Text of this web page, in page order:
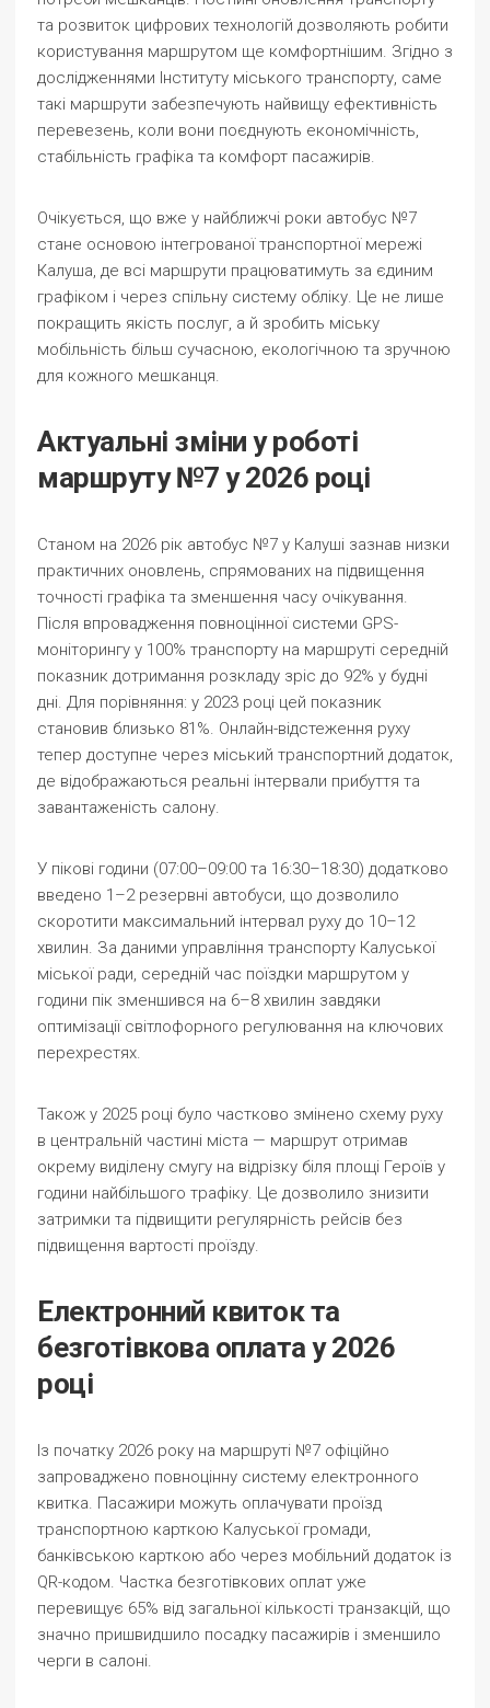
та розвиток цифрових технологій дозволяють робити
користування маршрутом ще комфортнішим. Згідно з
дослідженнями Інституту міського транспорту, саме
такі маршрути забезпечують найвищу ефективність
перевезень, коли вони поєднують економічність,
стабільність графіка та комфорт пасажирів.
Очікується, що вже у найближчі роки автобус №7
стане основою інтегрованої транспортної мережі
Калуша, де всі маршрути працюватимуть за єдиним
графіком і через спільну систему обліку. Це не лише
покращить якість послуг, а й зробить міську
мобільність більш сучасною, екологічною та зручною
для кожного мешканця.
Актуальні зміни у роботі
маршруту №7 у 2026 році
Станом на 2026 рік автобус №7 у Калуші зазнав низки
практичних оновлень, спрямованих на підвищення
точності графіка та зменшення часу очікування.
Після впровадження повноцінної системи GPS-
моніторингу у 100% транспорту на маршруті середній
показник дотримання розкладу зріс до 92% у будні
дні. Для порівняння: у 2023 році цей показник
становив близько 81%. Онлайн-відстеження руху
тепер доступне через міський транспортний додаток,
де відображаються реальні інтервали прибуття та
завантаженість салону.
У пікові години (07:00–09:00 та 16:30–18:30) додатково
введено 1–2 резервні автобуси, що дозволило
скоротити максимальний інтервал руху до 10–12
хвилин. За даними управління транспорту Калуської
міської ради, середній час поїздки маршрутом у
години пік зменшився на 6–8 хвилин завдяки
оптимізації світлофорного регулювання на ключових
перехрестях.
Також у 2025 році було частково змінено схему руху
в центральній частині міста — маршрут отримав
окрему виділену смугу на відрізку біля площі Героїв у
години найбільшого трафіку. Це дозволило знизити
затримки та підвищити регулярність рейсів без
підвищення вартості проїзду.
Електронний квиток та
безготівкова оплата у 2026
році
Із початку 2026 року на маршруті №7 офіційно
запроваджено повноцінну систему електронного
квитка. Пасажири можуть оплачувати проїзд
транспортною карткою Калуської громади,
банківською карткою або через мобільний додаток із
QR-кодом. Частка безготівкових оплат уже
перевищує 65% від загальної кількості транзакцій, що
значно пришвидшило посадку пасажирів і зменшило
черги в салоні.